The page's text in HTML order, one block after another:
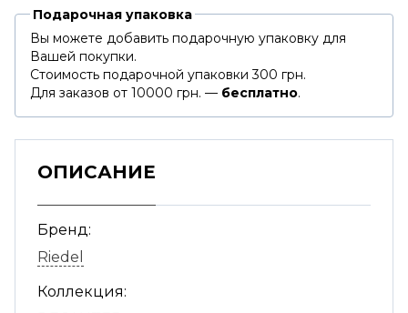
Подарочная упаковка
Вы можете добавить подарочную упаковку для
Вашей покупки.
Стоимость подарочной упаковки 300 грн.
Для заказов от 10000 грн. — бесплатно.
ОПИСАНИЕ
Бренд:
Riedel
Коллекция: